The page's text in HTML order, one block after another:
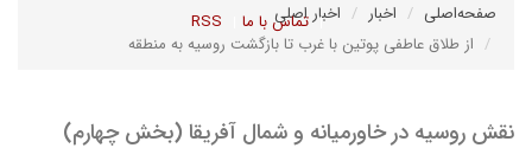
تماس با ما RSS صفحه‌اصلی اخبار
اخبار اصلی
از طلاق عاطفی پوتین با غرب تا بازگشت روسیه به منطقه
نقش روسیه در خاورمیانه و شمال آفریقا (بخش چهارم)